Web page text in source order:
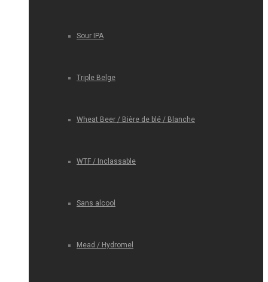
Sour IPA
Triple Belge
Wheat Beer / Bière de blé / Blanche
WTF / Inclassable
Sans alcool
Mead / Hydromel